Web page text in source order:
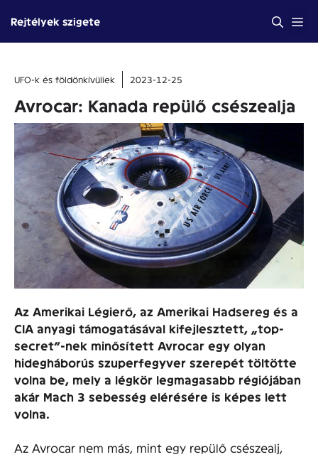
tartalomba
Rejtélyek szigete
UFO-k és földönkívüliek 2023-12-25
Avrocar: Kanada repülő csészealja
Az Amerikai Légierő, az Amerikai Hadsereg és a
CIA anyagi támogatásával kifejlesztett, „top-
secret”-nek minősített Avrocar egy olyan
hidegháborús szuperfegyver szerepét töltötte
volna be, mely a légkör legmagasabb régiójában
akár Mach 3 sebesség elérésére is képes lett
volna.
Az Avrocar nem más, mint egy repülő csészealj,